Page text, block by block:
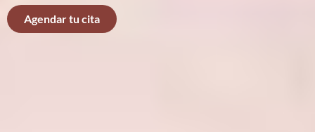
Agendar tu cita